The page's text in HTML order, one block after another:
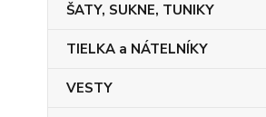
ŠATY, SUKNE, TUNIKY
TIELKA a NÁTELNÍKY
VESTY